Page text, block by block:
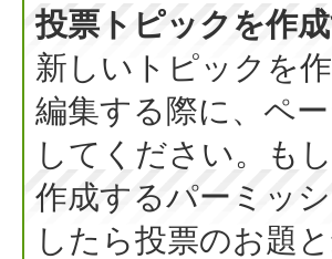
投票トピックを作
新しいトピックを
編集する際に、ペ
してください。も
作成するパーミッ
したら投票のお題